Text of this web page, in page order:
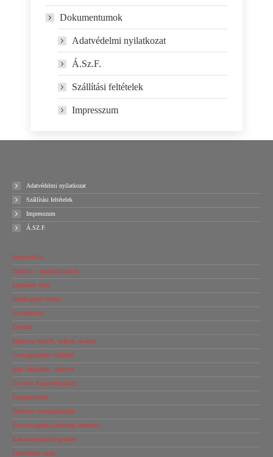
Dokumentumok
Adatvédelmi nyilatkozat
Á.Sz.F.
Szállítási feltételek
Impresszum
Adatvédelmi nyilatkozat
Szállítási feltételek
Impresszum
Á.SZ.F.
Sztreccsfólia
Habfólia – rezgéscsillapítás
Légpárnás fólia
Hullámpapír tekercs
Kartondoboz
Élvédők
Műanyag tömlők, zsákok, tasakok
Csomagolóháló védőháló
Ipari tűzőgépek , tackerek
Hot-melt Ragasztópisztoly
Zsugorpisztoly
Tekercses csomagolópapír
Ételcsomagolás-Lakossági termékek
Rakományrögzítő spanifer
Simítózáras tasak